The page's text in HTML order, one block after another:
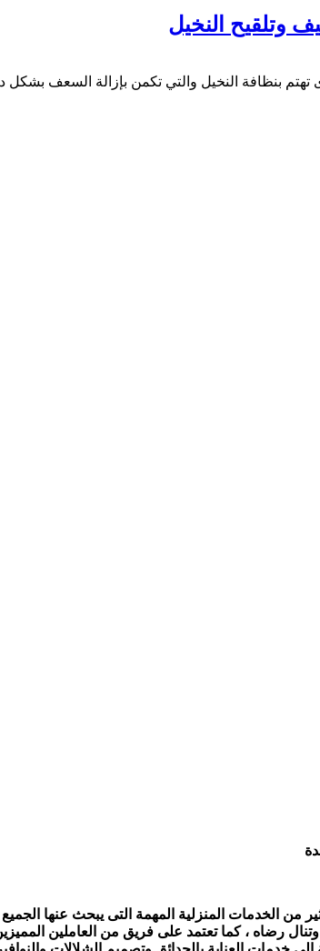
بنظافة النخيل والتي تكمن بإزالة السعف
الخدمات المنزلية المهمة التى يبحث عنها
رضاه ، كما تعتمد على فريق من العاملين